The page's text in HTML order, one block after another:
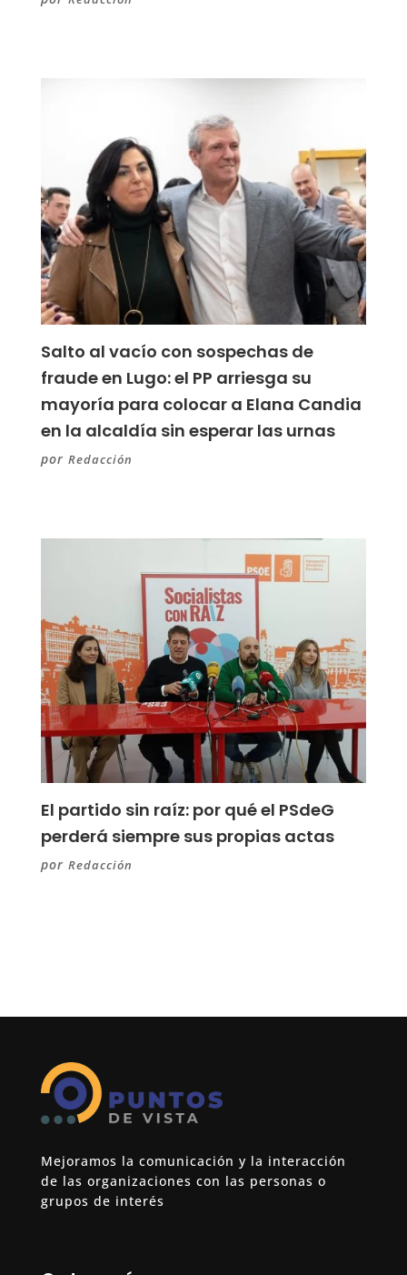
Salto al vacío con sospechas de
fraude en Lugo: el PP arriesga su
mayoría para colocar a Elana Candia
en la alcaldía sin esperar las urnas
por Redacción
El partido sin raíz: por qué el PSdeG
perderá siempre sus propias actas
por Redacción
Mejoramos la comunicación y la interacción
de las organizaciones con las personas o
grupos de interés